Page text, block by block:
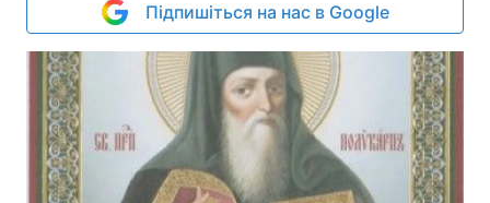
Підпишіться на нас в Google